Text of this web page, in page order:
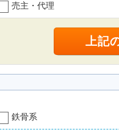
売主・代理
鉄骨系